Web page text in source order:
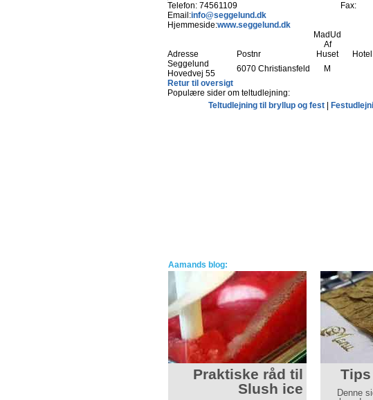
Telefon: 74561109
Fax:
Email:info@seggelund.dk
Hjemmeside:www.seggelund.dk
Adresse Postnr
MadUd
Af
Huset
Hotel
Seggelund
Hovedvej 55
6070 Christiansfeld M
Retur til oversigt
Populære sider om teltudlejning:
Teltudlejning til bryllup og fest
Aamands blog:
Praktiske råd til
Slush ice
Denne